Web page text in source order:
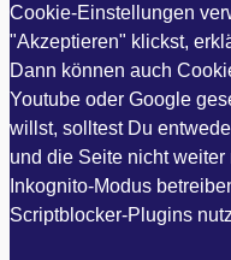
Cookie-Einstellungen
"Akzeptieren" klickst,
Dann können auch
Youtube oder Google
willst, solltest Du
und die Seite nicht
Inkognito-Modus
Scriptblocker-Plugins